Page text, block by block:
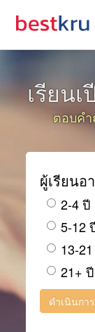
เรียน
ตอบค
ผู้เรียนอ
2-4 ปี
5-12
13-
21+ ปี
ดำเนินกา